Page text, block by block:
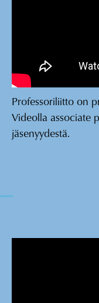
Professoriliitto on
Videolla associate
jäsenyydestä.